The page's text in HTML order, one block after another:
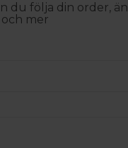
du följa din order,
mer